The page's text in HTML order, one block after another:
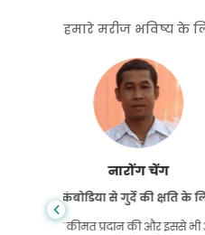
हमारे मरीज भविष्य के
मैंने अपने बेटे और गोमेडी